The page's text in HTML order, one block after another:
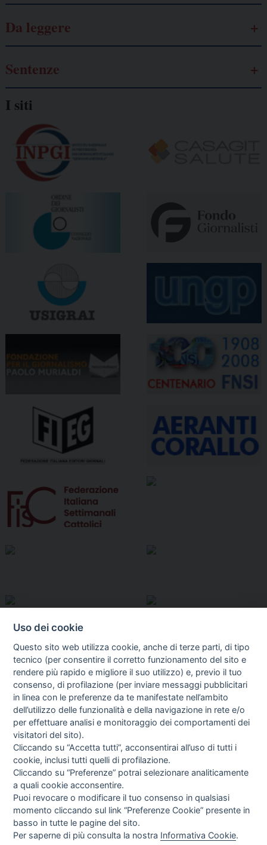
Da leggere
Sentenze
I siti
I libri Vedi tutti
Direttrice Responsabile: Alessandra Costante | Registrazione al Tribunale Civile
Uso dei cookie
Questo sito web utilizza cookie, anche di terze parti, di tipo
tecnico (per consentire il corretto funzionamento del sito e
rendere più rapido e migliore il suo utilizzo) e, previo il tuo
consenso, di profilazione (per inviare messaggi pubblicitari
in linea con le preferenze da te manifestate nell’ambito
dell’utilizzo delle funzionalità e della navigazione in rete e/o
per effettuare analisi e monitoraggio dei comportamenti dei
visitatori del sito).
Cliccando su “Accetta tutti”, acconsentirai all’uso di tutti i
cookie, inclusi tutti quelli di profilazione.
Cliccando su “Preferenze” potrai selezionare analiticamente
a quali cookie acconsentire.
Puoi revocare o modificare il tuo consenso in qualsiasi
momento cliccando sul link “Preferenze Cookie” presente in
basso in tutte le pagine del sito.
Per saperne di più consulta la nostra Informativa Cookie.